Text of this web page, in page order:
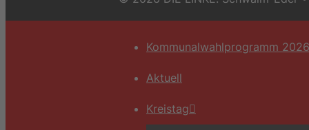
Kommunalwahlprogramm 2026
Aktuell
Kreistag